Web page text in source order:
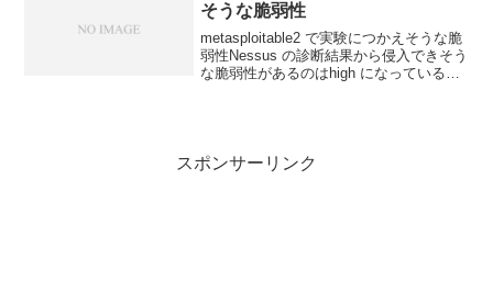
そうな脆弱性
metasploitable2 で実験につかえそうな脆
弱性Nessus の診断結果から侵入できそう
な脆弱性があるのはhigh になっている項
スポンサーリンク